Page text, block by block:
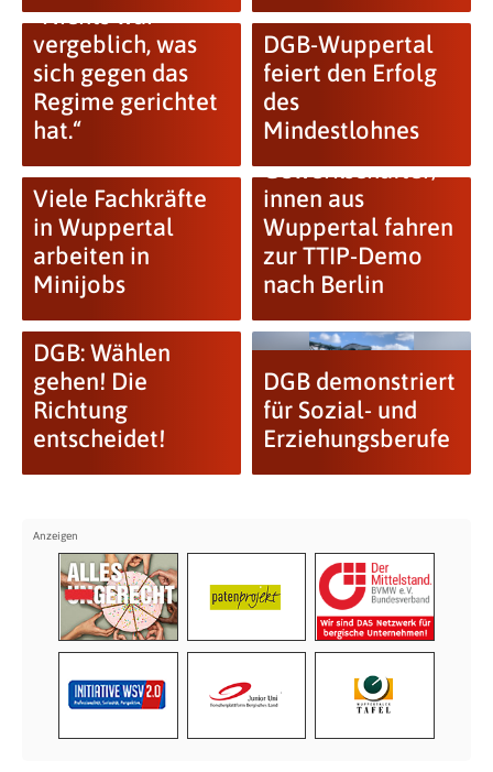
“Nichts war
vergeblich, was
sich gegen das
Regime gerichtet
hat.“
DGB-Wuppertal
feiert den Erfolg
des
Mindestlohnes
Viele Fachkräfte
in Wuppertal
arbeiten in
Minijobs
Gewerkschafter/-
innen aus
Wuppertal fahren
zur TTIP-Demo
nach Berlin
DGB: Wählen
gehen! Die
Richtung
entscheidet!
DGB demonstriert
für Sozial- und
Erziehungsberufe